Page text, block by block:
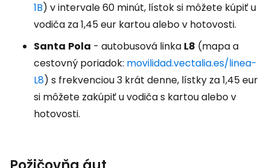
1B) v intervale 60 minút, lístok si môžete kúpiť u
vodiča za 1,45 eur kartou alebo v hotovosti.
Santa Pola - autobusová linka L8 (mapa a
cestovný poriadok: movilidad.vectalia.es/linea-
L8) s frekvenciou 3 krát denne, lístky za 1,45 eur
si môžete zakúpiť u vodiča s kartou alebo v
hotovosti.